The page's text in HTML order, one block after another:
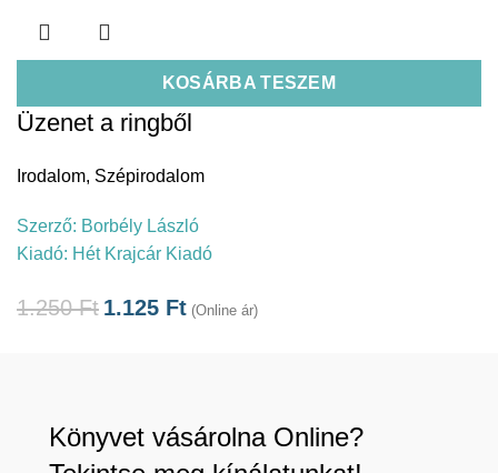
KOSÁRBA TESZEM
Üzenet a ringből
Irodalom, Szépirodalom
Szerző: Borbély László
Kiadó: Hét Krajcár Kiadó
1.250Ft 1.125 Ft (Online ár)
Könyvet vásárolna Online?